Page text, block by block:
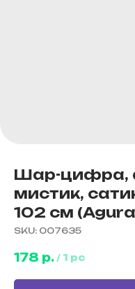
Шар-цифра,
мистик,
102 см
SKU: 007635
178 р. / 1 pc